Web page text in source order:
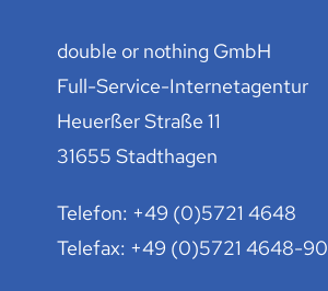
double or nothing GmbH
Full-Service-Internetagentur
Heuerßer Straße 11
31655 Stadthagen
Telefon: +49 (0)5721 4648
Telefax: +49 (0)5721 4648-90